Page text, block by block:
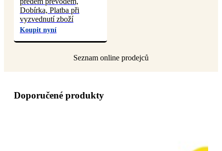
Dobírka, Platba při
vyzvednutí zboží
Koupit nyní
Doporučené produkty